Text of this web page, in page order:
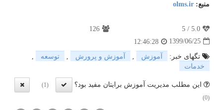
منبع: olms.ir
5.0
/
5
126
1399/06/25
12:46:28
تگهای خبر:
آموزش , آموزش و پرورش , توسعه
,
خدمات
این مطلب مدیریت آموزش برایتان مفید بود؟
(1)
(0)